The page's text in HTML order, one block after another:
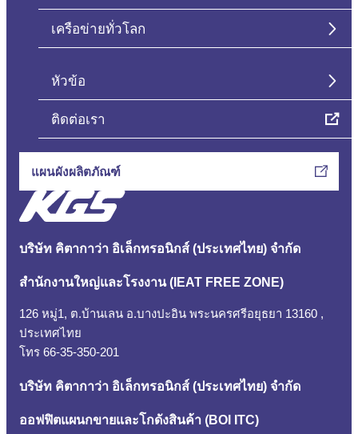
บริษัท คิตากาว่า อิเล็กทรอนิกส์ (ประเทศไทย) จำกัด
สำนักงานใหญ่และโรงงาน (IEAT FREE ZONE)
126 หมู่1, ต.บ้านเลน อ.บางปะอิน พระนครศรีอยุธยา 13160 ,
ประเทศไทย
โทร 66-35-350-201
บริษัท คิตากาว่า อิเล็กทรอนิกส์ (ประเทศไทย) จำกัด
ออฟฟิตแผนกขายและโกดังสินค้า (ฺBOI ITC)
เครือข่ายทั่วโลก
หัวข้อ
ติดต่อเรา
แผนผังผลิตภัณฑ์